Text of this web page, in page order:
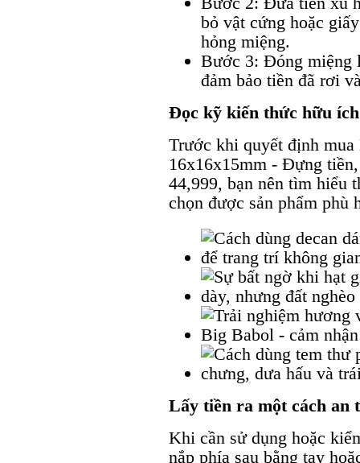
bỏ vật cứng hoặc
hỏng miệng.
Bước 3: Đóng miệng
đảm bảo tiền đã rơi
Đọc kỹ kiến thức hữu
Trước khi quyết định
16x16x15mm - Đựng
44,999, bạn nên tìm hiểu
chọn được sản phẩm phù
Lấy tiền ra một cách an
Khi cần sử dụng hoặc
nắp phía sau bằng tay